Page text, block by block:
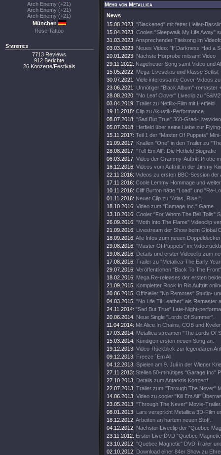
Arch Enemy (+21)
Arch Enemy (+21)
Arch Enemy (+21)
München
Rose Tattoo
Statistics
7713 Reviews
912 Berichte
26 Konzerte/Festivals
Mehr von Metallica
News
15.08.2023: "Blackened" mit fetter Heller-
15.04.2023: Cooles "Sleepwalk My Life Away"
31.03.2023: Ansprechender Titelsong im
03.03.2023: Neues Video: "If Darkness Had a
20.01.2023: Nächste Hörprobe mitsamt Video
29.11.2022: Nagelneuer Song samt Video und
15.05.2022: Mega-Livesclips und klasse Setlist
30.07.2021: Viele interessante Cover-Videos
23.06.2021: Unnötiger "Black Album"-remaster
28.08.2020: "No Leaf Clover" Liveclip zu
03.04.2019: Trailer zu Netflix-Film mit Hetfield
19.11.2018: Clip zu Akustik-Performance
08.07.2018: "Sad But True" 360-Grad-Livevideo
05.07.2018: Hetfield über seine Liebe zur
15.11.2017: Teil 1 der "Master Of Puppets"
21.09.2017: Knallen "One" in den Trailer zu
28.08.2017: "Tell Em All": Die Hetfield Biografie
06.03.2017: Video der Grammy-Auftritt-Probe
16.12.2016: Videos vom Auftritt in der Jimmy
22.11.2016: Videos zu ersten BBC-Session der
17.11.2016: Coole Lemmy Hommage und
10.11.2016: Cliff Burton hätte "Load" und "Re-
01.11.2016: Neuer Clip zu "Atlas, Rise!".
18.10.2016: Video zum "Damage Inc." Game
13.10.2016: Cooler "For Whom The Bell Tolls"
26.09.2016: "Moth Into The Flame" Videoclip
21.09.2016: Livestream der Show beim Global
18.09.2016: Alle Infos zum neuen
29.08.2016: "Master Of Puppets" im
19.08.2016: Details und erster Videoclip zum
17.08.2016: Trailer zu "Metallica-The Early
29.07.2016: Veröffentlichen "Back To The
18.02.2016: Mega Re-releases der ersten
21.09.2015: Kompletter Rock In Rio Auftritt
30.06.2015: Offizieller "No Remores" Studio-
04.03.2015: "No Life Til Leather" als Remaster
24.11.2014: "Sad But True" Late-Night-
20.06.2014: Neue Single "Lords Of Summer".
11.04.2014: Mit Alice In Chains, COB und
17.03.2014: Metallica streamen "The Lords Of
15.03.2014: Kündigen ersten neuen Song an.
19.12.2013: Video-Rückblick zur legendären
09.12.2013: Freeze `Em All
04.12.2013: Spielen am 9. Juli in der Wiener
27.11.2013: Stellen 50-minütiges "Garage Inc"
27.10.2013: Details zum Antarktis Konzert!
22.07.2013: Trailer zum "Through The Never"
14.06.2013: Video zu cooler "Kill Em All"
23.05.2013: "Through The Never" Movie-Trailer.
08.01.2013: Lars verspricht Metallica 3D-Film
18.12.2012: Arbeiten an hartem neuen Stoff.
04.12.2012: Nächster Liveclip der "Quebec
23.11.2012: Erster Live-DVD "Quebec
23.10.2012: "Quebec Magnetic" DVD Trailer
02.10.2012: Download einer 84er Show zu